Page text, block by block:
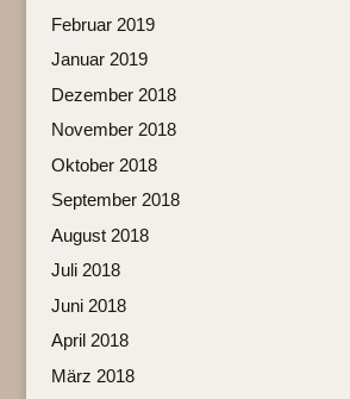
Februar 2019
Januar 2019
Dezember 2018
November 2018
Oktober 2018
September 2018
August 2018
Juli 2018
Juni 2018
April 2018
März 2018